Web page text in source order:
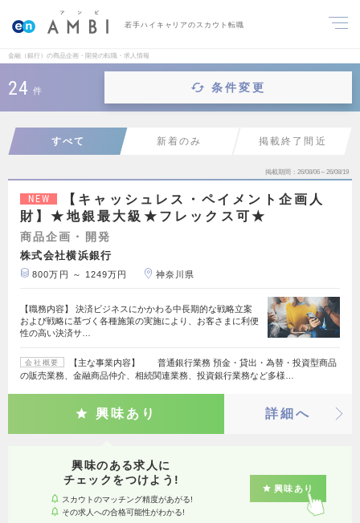
若手ハイキャリアのスカウト転職
金融（銀行）の商品企画・開発の転職・求人情報
24 件 条件変更
すべて 新着のみ 掲載終了間近
掲載期間 26/08/06～26/08/19
NEW
【キャッシュレス・ペイメント企画人
財】★地銀最大級★フレックス可★
商品企画・開発
株式会社横浜銀行
800万円 ～ 1249万円 神奈川県
【職務内容】 決済ビジネスにかかわる中長期的な戦略立案
および戦略に基づく各種施策の実施により、お客さまに利便
性の高い決済サ…
会社概要
【主な事業内容】 普通銀行業務 預金・貸出・為替・投資型商品
の販売業務、金融商品仲介、相続関連業務、投資銀行業務など多様…
興味あり 詳細へ
興味のある求人に
チェックをつけよう!
スカウトのマッチング精度があがる!
その求人への合格可能性がわかる!
興味あり